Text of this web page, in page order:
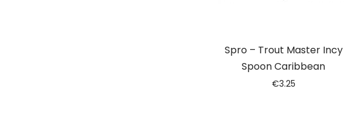
Spro – Trout Master Incy
Spoon Caribbean
€3.25